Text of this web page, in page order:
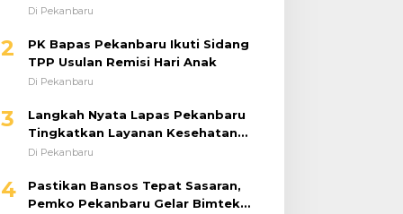
Di Pekanbaru
2
PK Bapas Pekanbaru Ikuti Sidang
TPP Usulan Remisi Hari Anak
Di Pekanbaru
3
Langkah Nyata Lapas Pekanbaru
Tingkatkan Layanan Kesehatan
Melalui Program Prolanis
Di Pekanbaru
4
Pastikan Bansos Tepat Sasaran,
Pemko Pekanbaru Gelar Bimtek